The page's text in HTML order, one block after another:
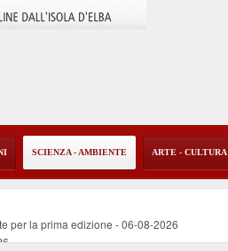
SCIENZA - AMBIENTE ARTE - CULTURA
per la prima edizione -06-08-2026